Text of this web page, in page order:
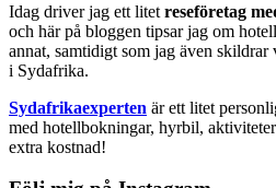
Idag driver jag ett litet reseföretag
och här på bloggen tipsar jag om
annat, samtidigt som jag även skildrar
i Sydafrika.
Sydafrikaexperten är ett litet
med hotellbokningar, hyrbil,
extra kostnad!